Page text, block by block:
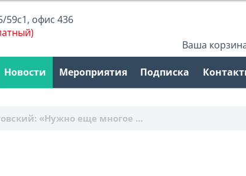
59с1, офис 436
Ваша
Новости Мероприятия Подписка
«Нужно еще многое …